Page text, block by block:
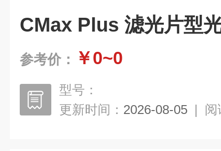
CMax Plus 滤光片型
参考价： ￥0~0
型号：
更新时间： 2026-08-05 | 阅